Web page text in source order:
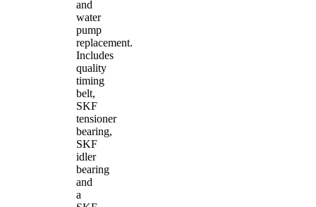
and
water
pump
replacement.
Includes
quality
timing
belt,
SKF
tensioner
bearing,
SKF
idler
bearing
and
a